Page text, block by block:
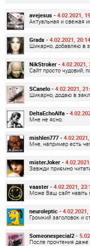
avejesus - 4.02.2021,
Актуальная и свежая
Gradx - 4.02.2021, 20:14
Шикарно, добавляю в
NikStroker - 4.02.2021,
Сайт просто чудовий,
SCanelo - 4.02.2021,
Шикарно, додаю в
DeltaEchoAlfa -
Мне не ясно.
mishlen777 -
Мне, например есть
misterJoker -
Завжди приємно
vaaster - 4.02.2021,
Може Ваш сайт навіть
neuroleptic - 4.02.2021,
Громкий заголовок и
Someonespecial2 -
После прочтения даже